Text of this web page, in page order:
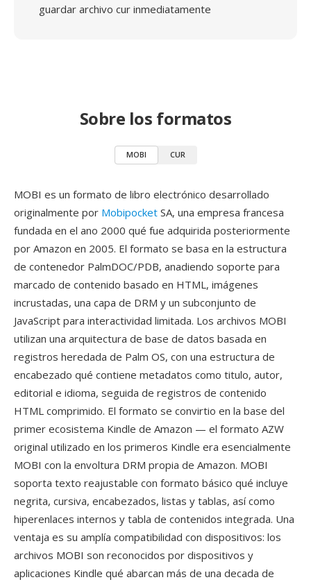
guardar archivo cur inmediatamente
Sobre los formatos
MOBI CUR
MOBI es un formato de libro electrónico desarrollado
originalmente por Mobipocket SA, una empresa francesa
fundada en el ano 2000 qué fue adquirida posteriormente
por Amazon en 2005. El formato se basa en la estructura
de contenedor PalmDOC/PDB, anadiendo soporte para
marcado de contenido basado en HTML, imágenes
incrustadas, una capa de DRM y un subconjunto de
JavaScript para interactividad limitada. Los archivos MOBI
utilizan una arquitectura de base de datos basada en
registros heredada de Palm OS, con una estructura de
encabezado qué contiene metadatos como titulo, autor,
editorial e idioma, seguida de registros de contenido
HTML comprimido. El formato se convirtio en la base del
primer ecosistema Kindle de Amazon — el formato AZW
original utilizado en los primeros Kindle era esencialmente
MOBI con la envoltura DRM propia de Amazon. MOBI
soporta texto reajustable con formato básico qué incluye
negrita, cursiva, encabezados, listas y tablas, así como
hiperenlaces internos y tabla de contenidos integrada. Una
ventaja es su amplía compatibilidad con dispositivos: los
archivos MOBI son reconocidos por dispositivos y
aplicaciones Kindle qué abarcan más de una decada de